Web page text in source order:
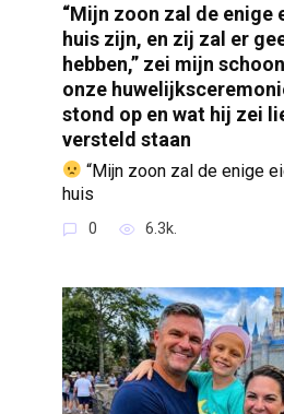
“Mijn zoon zal de enige
huis zijn, en zij zal er
hebben,” zei mijn
onze
stond op en wat hij zei
versteld staan
“Mijn zoon zal de enige
huis
0 6.3k.